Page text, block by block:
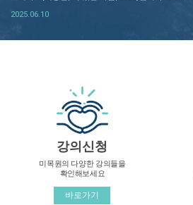
2025.06.10
강의신청
미목원의 다양한 강의들을
확인해보세요
바로가기